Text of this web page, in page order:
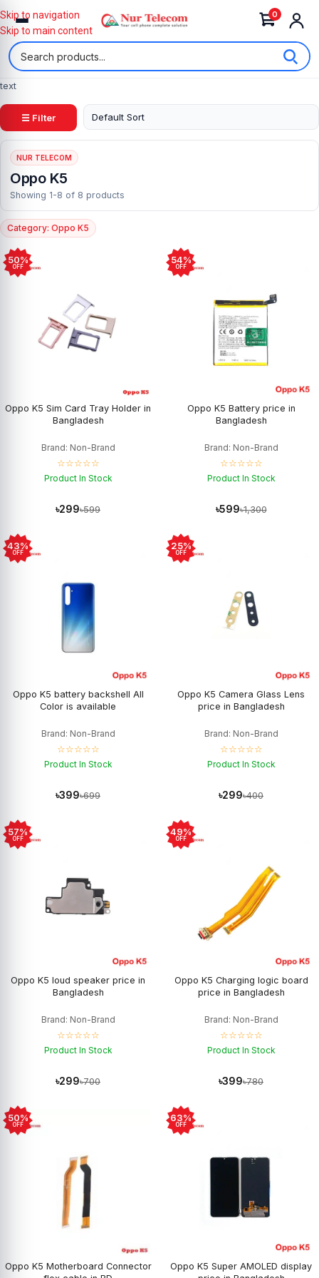
0
Skip to navigation
Skip to main content
text
☰ Filter
NUR TELECOM
Oppo K5
Showing 1-8 of 8 products
Category: Oppo K5
50%
OFF
Oppo K5 Sim Card Tray Holder in
Bangladesh
Brand: Non-Brand
☆☆☆☆☆
Product In Stock
৳299৳599
54%
OFF
Oppo K5 Battery price in
Bangladesh
Brand: Non-Brand
☆☆☆☆☆
Product In Stock
৳599৳1,300
43%
OFF
Oppo K5 battery backshell All
Color is available
Brand: Non-Brand
☆☆☆☆☆
Product In Stock
৳399৳699
25%
OFF
Oppo K5 Camera Glass Lens
price in Bangladesh
Brand: Non-Brand
☆☆☆☆☆
Product In Stock
৳299৳400
57%
OFF
Oppo K5 loud speaker price in
Bangladesh
Brand: Non-Brand
☆☆☆☆☆
Product In Stock
৳299৳700
49%
OFF
Oppo K5 Charging logic board
price in Bangladesh
Brand: Non-Brand
☆☆☆☆☆
Product In Stock
৳399৳780
50%
OFF
Oppo K5 Motherboard Connector
63%
OFF
Oppo K5 Super AMOLED display